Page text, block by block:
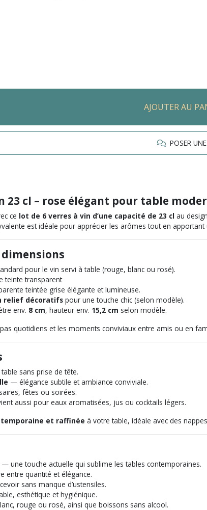
AJOUTER AU
POSER
23 cl – rose élégant pour table
ce lot de 6 verres à vin d’une capacité de 23 cl au design
est idéale pour apprécier les arômes tout en apportant
pour le vin servi à table (rouge, blanc ou rosé).
teinte transparent
teintée grise élégante et lumineuse.
relief décoratifs pour une touche chic (selon modèle).
env. 8 cm, hauteur env. 15,2 cm selon modèle.
quotidiens et les moments conviviaux entre amis ou en
sans prise de tête.
— élégance subtile et ambiance conviviale.
fêtes ou soirées.
aussi pour eaux aromatisées, jus ou cocktails légers.
et raffinée à votre table, idéale avec des
— une touche actuelle qui sublime les tables contemporaines.
entre quantité et élégance.
sans manque d’ustensiles.
esthétique et hygiénique.
rouge ou rosé, ainsi que boissons sans alcool.